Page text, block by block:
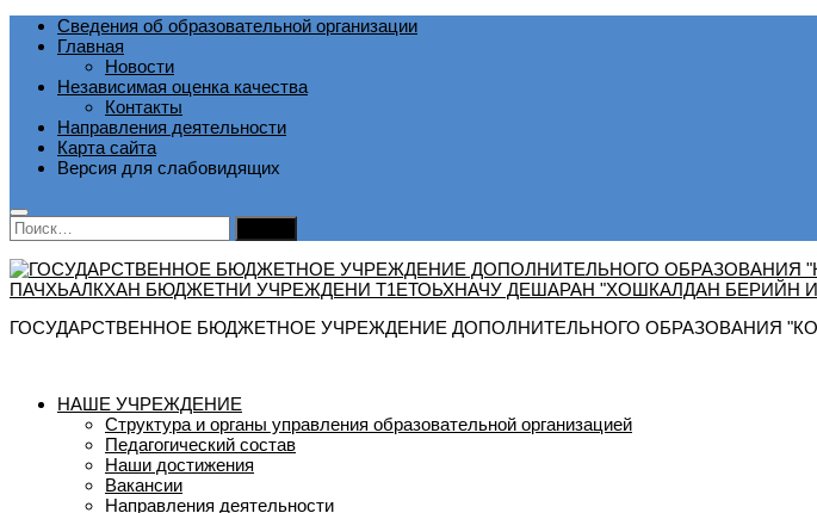
Сведения об образовательной организации
Главная
Новости
Независимая оценка качества
Контакты
Направления деятельности
Карта сайта
Версия для слабовидящих
Найти:
ГОСУДАРСТВЕННОЕ БЮДЖЕТНОЕ УЧРЕЖДЕНИЕ ДОПОЛНИТЕЛЬНОГО ОБРАЗОВАНИЯ
НАШЕ УЧРЕЖДЕНИЕ
Структура и органы управления образовательной организацией
Педагогический состав
Наши достижения
Вакансии
Направления деятельности